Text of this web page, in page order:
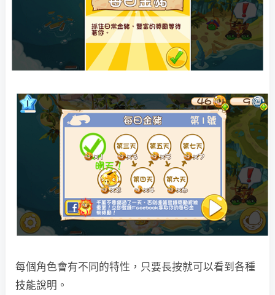
每個角色會有不同的特性，只要長按就可以看到各種
技能說明。